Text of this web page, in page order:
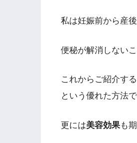
私は妊娠前から産
便秘が解消しない
これからご紹介する
という優れた方法で
更には美容効果も